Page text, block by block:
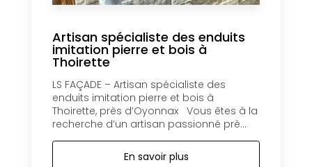
Artisan spécialiste des enduits
imitation pierre et bois à
Thoirette
LS FAÇADE – Artisan spécialiste des
enduits imitation pierre et bois à
Thoirette, près d’Oyonnax Vous êtes à la
recherche d’un artisan passionné prè...
En savoir plus